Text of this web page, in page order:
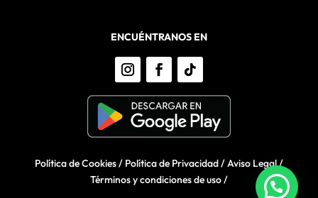
ENCUÉNTRANOS EN
Política de Cookies/ Política de Privacidad/Aviso Legal/
Términos y condiciones de uso/